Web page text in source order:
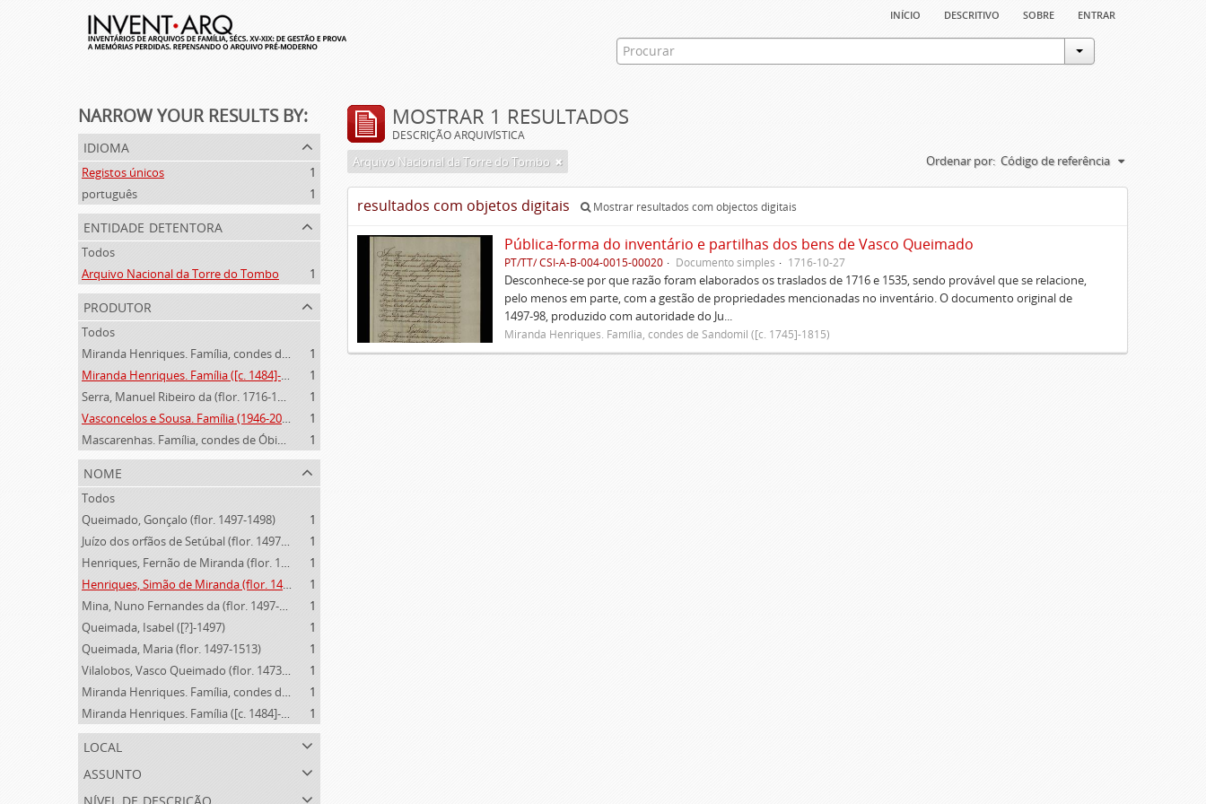
início descritivo sobre entrar
NARROW YOUR RESULTS BY:
idioma
Registos únicos
1
português
1
entidade detentora
Todos
Arquivo Nacional da Torre do Tombo
1
produtor
Todos
Miranda Henriques. Família, condes de Sandomil ([c. 1745]-1815)
1
Miranda Henriques. Família ([c. 1484]-[c.1745])
1
Serra, Manuel Ribeiro da (flor. 1716-1726)
1
Vasconcelos e Sousa. Família (1946-2006)
1
Mascarenhas. Família, condes de Óbidos, Palma e Sabugal (1669-1910)
1
nome
Todos
Queimado, Gonçalo (flor. 1497-1498)
1
Juízo dos orfãos de Setúbal (flor. 1497-1838)
1
Henriques, Fernão de Miranda (flor. 1535)
1
Henriques, Simão de Miranda (flor. 1498-1513)
1
Mina, Nuno Fernandes da (flor. 1497-1510)
1
Queimada, Isabel ([?]-1497)
1
Queimada, Maria (flor. 1497-1513)
1
Vilalobos, Vasco Queimado (flor. 1473-1497)
1
Miranda Henriques. Família, condes de Sandomil ([c. 1745]-1815)
1
Miranda Henriques. Família ([c. 1484]-[c.1745])
1
local
assunto
nível de descrição
MOSTRAR 1 RESULTADOS
DESCRIÇÃO ARQUIVÍSTICA
Arquivo Nacional da Torre do Tombo Ordenar por: Código de referência
resultados com objetos digitais Mostrar resultados com objectos digitais
Pública-forma do inventário e partilhas dos bens de Vasco Queimado
PT/TT/ CSI-A-B-004-0015-00020 Documento simples 1716-10-27
Desconhece-se por que razão foram elaborados os traslados de 1716 e 1535, sendo provável que se relacione,
pelo menos em parte, com a gestão de propriedades mencionadas no inventário. O documento original de
1497-98, produzido com autoridade do Ju...
Miranda Henriques. Família, condes de Sandomil ([c. 1745]-1815)